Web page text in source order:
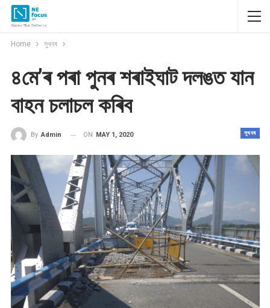
Home সুখবৰ
৪মে’ৰ পৰা পুনৰ শৰাইঘাট দলঙত যান
বাহন চলাচল কৰিব
সুখবৰ
By Admin ON MAY 1, 2020